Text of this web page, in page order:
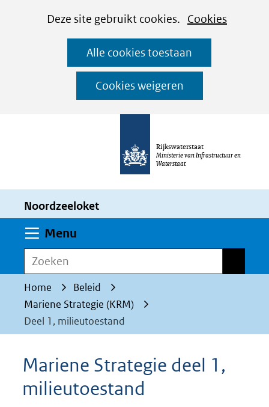
CookiesDeze site gebruikt cookies. Cookies
worden
toegestaan
geweigerd.
Alle cookies toestaan
Cookies weigeren
Ga
naar
de
inhoud
Rijkswaterstaat
Ministerie van Infrastructuur en
Waterstaat
Noordzeeloket
Menu
Zoeken
Home
Beleid
Mariene Strategie (KRM)
Deel 1, milieutoestand
Mariene Strategie deel 1,
milieutoestand